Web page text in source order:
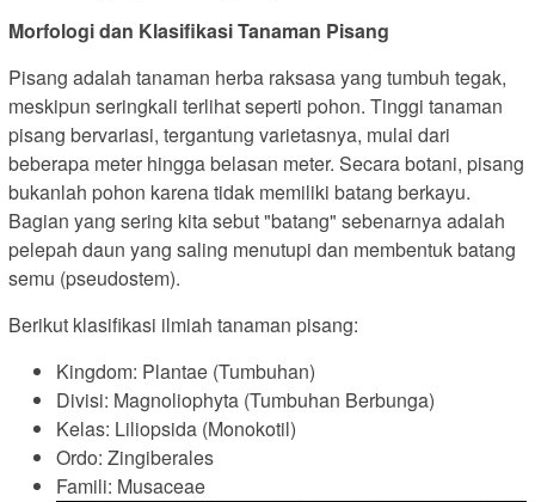
Morfologi dan Klasifikasi Tanaman Pisang
Pisang adalah tanaman herba raksasa yang tumbuh tegak,
meskipun seringkali terlihat seperti pohon. Tinggi tanaman
pisang bervariasi, tergantung varietasnya, mulai dari
beberapa meter hingga belasan meter. Secara botani, pisang
bukanlah pohon karena tidak memiliki batang berkayu.
Bagian yang sering kita sebut "batang" sebenarnya adalah
pelepah daun yang saling menutupi dan membentuk batang
semu (pseudostem).
Berikut klasifikasi ilmiah tanaman pisang:
Kingdom: Plantae (Tumbuhan)
Divisi: Magnoliophyta (Tumbuhan Berbunga)
Kelas: Liliopsida (Monokotil)
Ordo: Zingiberales
Famili: Musaceae